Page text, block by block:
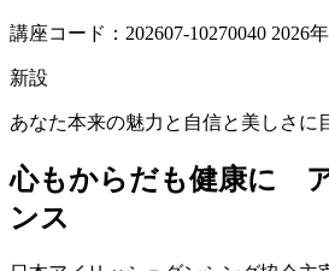
講座コード：202607-10270040 2026
新設
あなた本来の魅力と自信と美しさに
心もからだも健康に
ンス